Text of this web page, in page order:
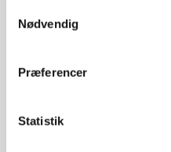
Nødvendig
Præferencer
Statistik
skal du bruge 400 g, og
knust hvidløg, salt,
mindst 1 time i køleskab.
Kog kikærterne i ca.
Herefter blendes de